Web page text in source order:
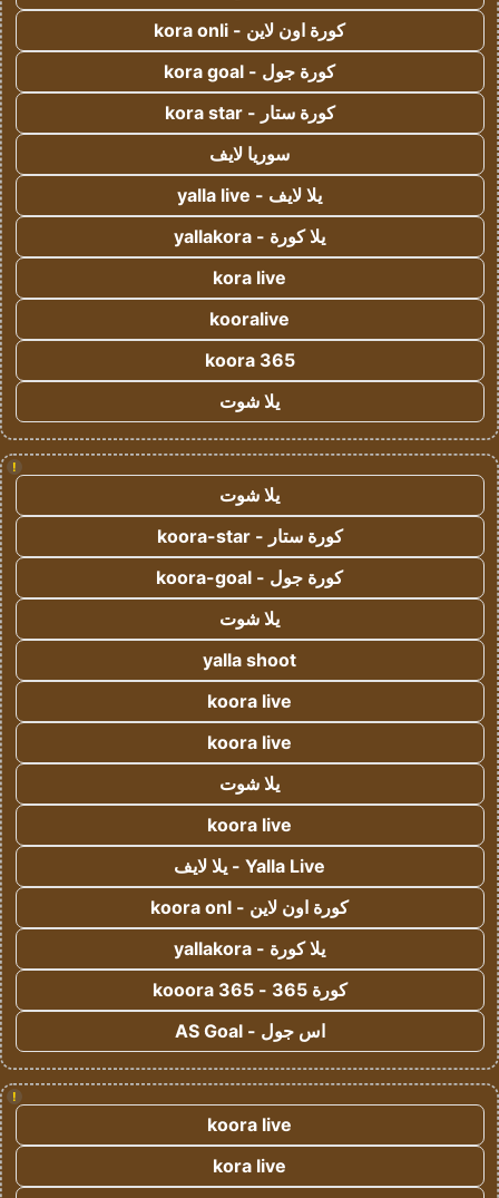
كورة اون لاين - kora onli
كورة جول - kora goal
كورة ستار - kora star
سوريا لايف
يلا لايف - yalla live
يلا كورة - yallakora
kora live
kooralive
koora 365
يلا شوت
!
يلا شوت
كورة ستار - koora-star
كورة جول - koora-goal
يلا شوت
yalla shoot
koora live
koora live
يلا شوت
koora live
Yalla Live - يلا لايف
كورة اون لاين - koora onl
يلا كورة - yallakora
كورة 365 - kooora 365
اس جول - AS Goal
!
koora live
kora live